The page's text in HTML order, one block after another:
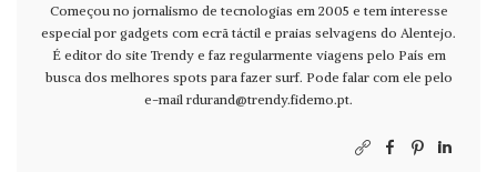
Começou no jornalismo de tecnologias em 2005 e tem interesse
especial por gadgets com ecrã táctil e praias selvagens do Alentejo.
É editor do site Trendy e faz regularmente viagens pelo País em
busca dos melhores spots para fazer surf. Pode falar com ele pelo
e-mail rdurand@trendy.fidemo.pt.